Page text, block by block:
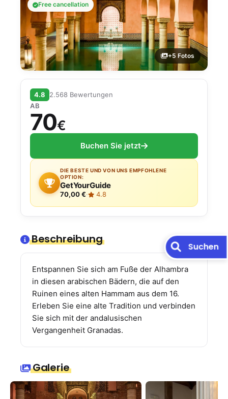
Free cancellation
+5 Fotos
4.8
2.568 Bewertungen
AB
70€
Buchen Sie jetzt
DIE BESTE UND VON UNS EMPFOHLENE
OPTION:
GetYourGuide
70,00 €· 4.8
Beschreibung
Entspannen Sie sich am Fuße der Alhambra
in diesen arabischen Bädern, die auf den
Ruinen eines alten Hammam aus dem 16.
Erleben Sie eine alte Tradition und verbinden
Sie sich mit der andalusischen
Vergangenheit Granadas.
Galerie
Suchen